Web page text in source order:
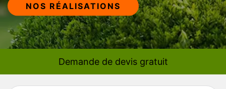
NOS RÉALISATIONS
Demande de devis gratuit